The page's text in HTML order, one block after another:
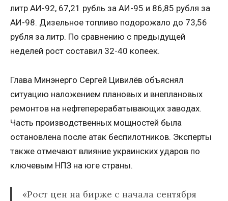
литр АИ-92, 67,21 рубль за АИ-95 и 86,85 рубля за
АИ-98. Дизельное топливо подорожало до 73,56
рубля за литр. По сравнению с предыдущей
неделей рост составил 32-40 копеек.
Глава Минэнерго Сергей Цивилёв объяснял
ситуацию наложением плановых и внеплановых
ремонтов на нефтеперерабатывающих заводах.
Часть производственных мощностей была
остановлена после атак беспилотников. Эксперты
также отмечают влияние украинских ударов по
ключевым НПЗ на юге страны.
«Рост цен на бирже с начала сентября